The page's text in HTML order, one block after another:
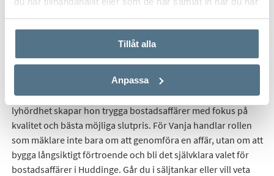
använt deras tjänster.
Tillåt alla
Anpassa
Start Våra mäklare Vanja Andelkovic
Vanja är en erfaren och engagerad mäklare i Huddinge med
stark lokalkännedom och höga ambitioner i varje affär. Hon
förmedlar villor, bostadsrätter och tomter i hela Huddinge
kommun. Med ett personligt engagemang, noggrannhet och
lyhördhet skapar hon trygga bostadsaffärer med fokus på
kvalitet och bästa möjliga slutpris. För Vanja handlar rollen
som mäklare inte bara om att genomföra en affär, utan om att
bygga långsiktigt förtroende och bli det självklara valet för
bostadsaffärer i Huddinge. Går du i säljtankar eller vill veta